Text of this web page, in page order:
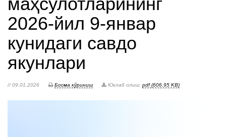
2026-йил 9-январ
кунидаги савдо
якунлари
// 09.01.2026 Босма кўриниш Юклаб олиш: pdf (606.95 KB)